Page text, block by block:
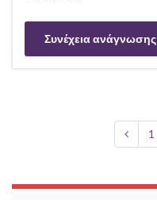
Συνέχεια ανάγνωσης
1